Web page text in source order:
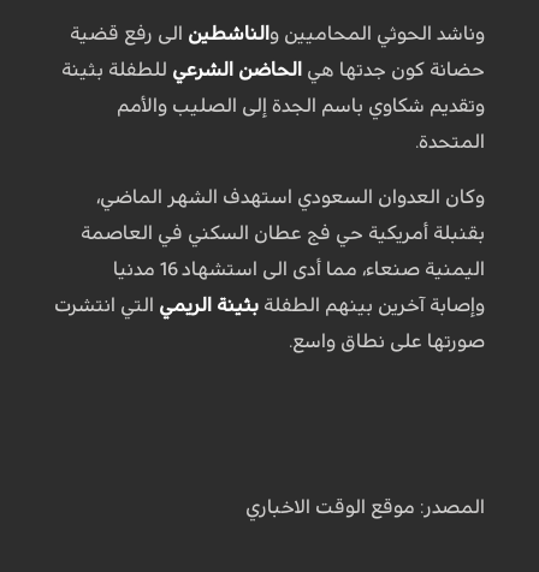
وناشد الحوثي المحاميين و الناشطين الى رفع قضية
حضانة كون جدتها هي الحاضن الشرعي للطفلة بثينة
وتقديم شكاوي باسم الجدة إلى الصليب والأمم
المتحدة.
وكان العدوان السعودي استهدف الشهر الماضي،
بقنبلة أمريكية حي فج عطان السكني في العاصمة
اليمنية صنعاء، مما أدى الى استشهاد 16 مدنيا
وإصابة آخرين بينهم الطفلة بثينة الريمي التي انتشرت
صورتها على نطاق واسع.
المصدر: موقع الوقت الاخباري